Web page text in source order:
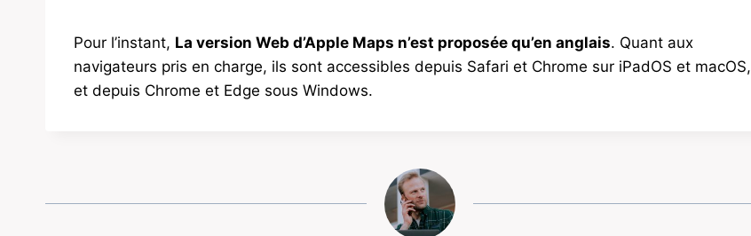
Pour l’instant, La version Web d’Apple Maps n’est proposée qu’en anglais. Quant aux
navigateurs pris en charge, ils sont accessibles depuis Safari et Chrome sur iPadOS et macOS,
et depuis Chrome et Edge sous Windows.